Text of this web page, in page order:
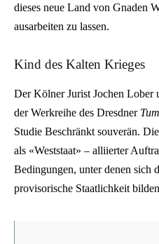
dieses neue Land von Gnaden
ausarbeiten zu lassen.
Kind des Kalten Krieges
Der Kölner Jurist Jochen Lober
der Werkreihe des Dresdner
Studie Beschränkt souverän.
als «Weststaat» – alliierter
Bedingungen, unter denen sich
provisorische Staatlichkeit